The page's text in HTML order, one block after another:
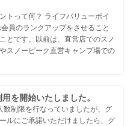
トって何？ ライフバリューポイ
会員のランクアップをさせること
とです。以前は、直営店でのスノ
スノーピーク直営キャンプ場での
を開始いたしました。
数制限を行なっていましたが、グ
ルにご承諾いただけましたら、グ